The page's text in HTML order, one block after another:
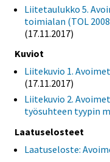
Liitetaulukko 5.
toimialan (TOL
(17.11.2017)
Kuviot
Liitekuvio 1.
(17.11.2017)
Liitekuvio 2.
työsuhteen tyypin
Laatuselosteet
Laatuseloste: